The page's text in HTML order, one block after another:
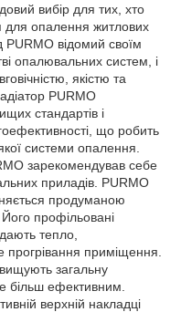
вибір для тих, хто
для опалення житлових
відомий своїм
опалювальних систем, і
якістю та
PURMO
стандартів і
що робить
системи опалення.
зарекомендував себе
приладів. PURMO
продуманою
профільовані
тепло,
прогрівання приміщення.
загальну
більш ефективним.
верхній накладці